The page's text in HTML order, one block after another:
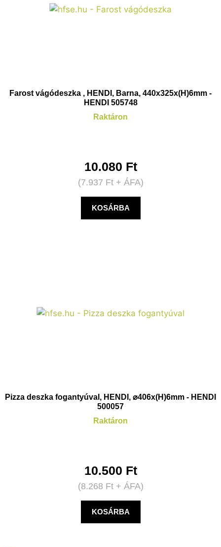
Farost vágódeszka , HENDI, Barna, 440x325x(H)6mm -
HENDI 505748
Raktáron
10.080 Ft
(7.937 Ft+ ÁFA)
KOSÁRBA
Pizza deszka fogantyúval, HENDI, ⌀406x(H)6mm - HENDI
500057
Raktáron
10.500 Ft
(8.268 Ft+ ÁFA)
KOSÁRBA